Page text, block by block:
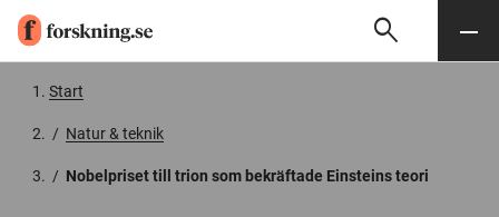
Söksearch Meny
Start
/ Natur & teknik
/ Nobelpriset till trion som bekräftade Einsteins teori